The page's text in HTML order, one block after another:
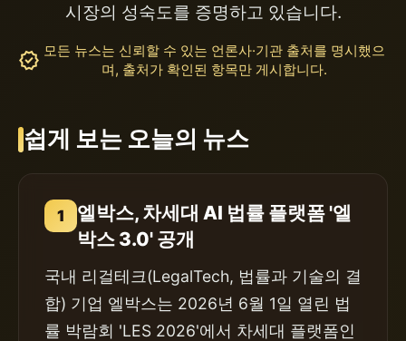
시장의 성숙도를 증명하고 있습니다.
verified 모든 뉴스는 신뢰할 수 있는 언론사·기관 출처를 명시했으
며, 출처가 확인된 항목만 게시합니다.
쉽게 보는 오늘의 뉴스
1
엘박스, 차세대 AI 법률 플랫폼 '엘
박스 3.0' 공개
국내 리걸테크(LegalTech, 법률과 기술의 결
합) 기업 엘박스는 2026년 6월 1일 열린 법
률 박람회 'LES 2026'에서 차세대 플랫폼인